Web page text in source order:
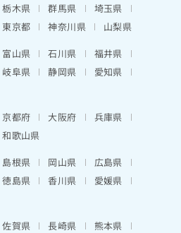
栃木県 群馬県
埼玉県
東京都 神奈川県
山梨県
富山県 石川県
福井県
岐阜県 静岡県
愛知県
京都府 大阪府
兵庫県
和歌山県
島根県 岡山県
広島県
徳島県 香川県
愛媛県
佐賀県 長崎県
熊本県